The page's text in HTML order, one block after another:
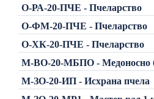
О-РА-20-ПЧЕ - Пчеларство
О-ФМ-20-ПЧЕ - Пчеларство
О-ХК-20-ПЧЕ - Пчеларство
М-ВО-20-МБПО - Медоносно
М-ЗО-20-ИП - Исхрана пчела